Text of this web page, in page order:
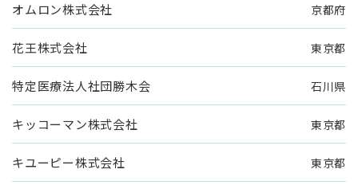
オムロン株式会社 京都府
花王株式会社 東京都
特定医療法人社団勝木会 石川県
キッコーマン株式会社 東京都
キユーピー株式会社 東京都